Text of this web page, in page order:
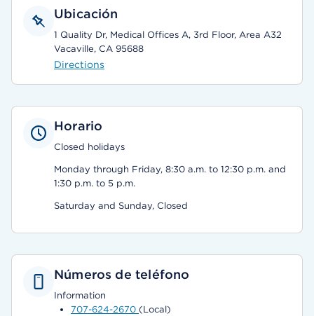
Ubicación
1 Quality Dr, Medical Offices A, 3rd Floor, Area A32
Vacaville, CA 95688
Directions
Horario
Closed holidays
Monday through Friday, 8:30 a.m. to 12:30 p.m. and
1:30 p.m. to 5 p.m.
Saturday and Sunday, Closed
Números de teléfono
Information
707-624-2670 (Local)